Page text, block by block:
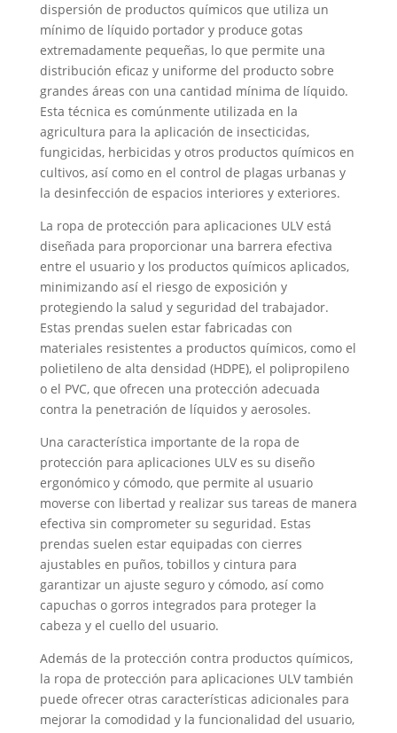
dispersión de productos químicos que utiliza un
mínimo de líquido portador y produce gotas
extremadamente pequeñas, lo que permite una
distribución eficaz y uniforme del producto sobre
grandes áreas con una cantidad mínima de líquido.
Esta técnica es comúnmente utilizada en la
agricultura para la aplicación de insecticidas,
fungicidas, herbicidas y otros productos químicos en
cultivos, así como en el control de plagas urbanas y
la desinfección de espacios interiores y exteriores.
La ropa de protección para aplicaciones ULV está
diseñada para proporcionar una barrera efectiva
entre el usuario y los productos químicos aplicados,
minimizando así el riesgo de exposición y
protegiendo la salud y seguridad del trabajador.
Estas prendas suelen estar fabricadas con
materiales resistentes a productos químicos, como el
polietileno de alta densidad (HDPE), el polipropileno
o el PVC, que ofrecen una protección adecuada
contra la penetración de líquidos y aerosoles.
Una característica importante de la ropa de
protección para aplicaciones ULV es su diseño
ergonómico y cómodo, que permite al usuario
moverse con libertad y realizar sus tareas de manera
efectiva sin comprometer su seguridad. Estas
prendas suelen estar equipadas con cierres
ajustables en puños, tobillos y cintura para
garantizar un ajuste seguro y cómodo, así como
capuchas o gorros integrados para proteger la
cabeza y el cuello del usuario.
Además de la protección contra productos químicos,
la ropa de protección para aplicaciones ULV también
puede ofrecer otras características adicionales para
mejorar la comodidad y la funcionalidad del usuario,